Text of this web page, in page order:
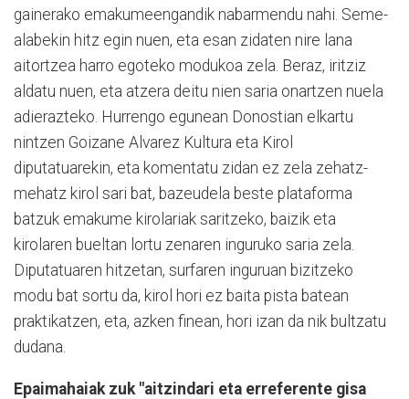
gainerako emakumeengandik nabarmendu nahi. Seme-
alabekin hitz egin nuen, eta esan zidaten nire lana
aitortzea harro egoteko modukoa zela. Beraz, iritziz
aldatu nuen, eta atzera deitu nien saria onartzen nuela
adierazteko. Hurrengo egunean Donostian elkartu
nintzen Goizane Alvarez Kultura eta Kirol
diputatuarekin, eta komentatu zidan ez zela zehatz-
mehatz kirol sari bat, bazeudela beste plataforma
batzuk emakume kirolariak saritzeko, baizik eta
kirolaren bueltan lortu zenaren inguruko saria zela.
Diputatuaren hitzetan, surfaren inguruan bizitzeko
modu bat sortu da, kirol hori ez baita pista batean
praktikatzen, eta, azken finean, hori izan da nik bultzatu
dudana.
Epaimahaiak zuk "aitzindari eta erreferente gisa